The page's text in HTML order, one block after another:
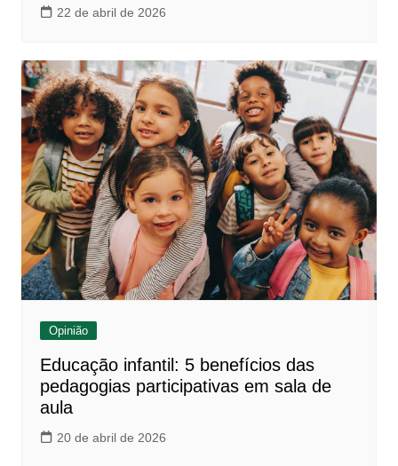
22 de abril de 2026
Opinião
Educação infantil: 5 benefícios das
pedagogias participativas em sala de
aula
20 de abril de 2026